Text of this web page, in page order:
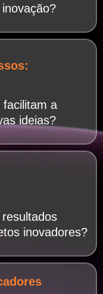
a
ideias?
inovadores?